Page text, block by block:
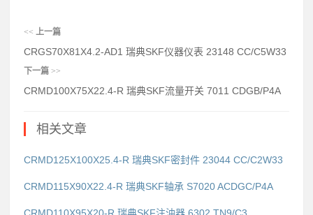
<< 上一篇
CRGS70X81X4.2-AD1 瑞典SKF仪器仪表 23148 CC/C5W33
下一篇 >>
CRMD100X75X22.4-R 瑞典SKF流量开关 7011 CDGB/P4A
相关文章
CRMD125X100X25.4-R 瑞典SKF密封件 23044 CC/C2W33
CRMD115X90X22.4-R 瑞典SKF轴承 S7020 ACDGC/P4A
CRMD110X95X20-R 瑞典SKF注油器 6302 TN9/C3